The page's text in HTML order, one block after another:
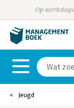
Op
Jeugd